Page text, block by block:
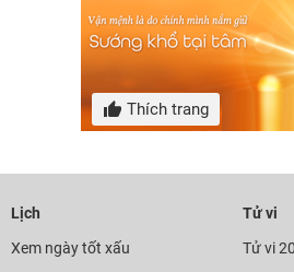
Thích trang
Lịch
Xem ngày tốt xấu
Tử vi
Tử vi